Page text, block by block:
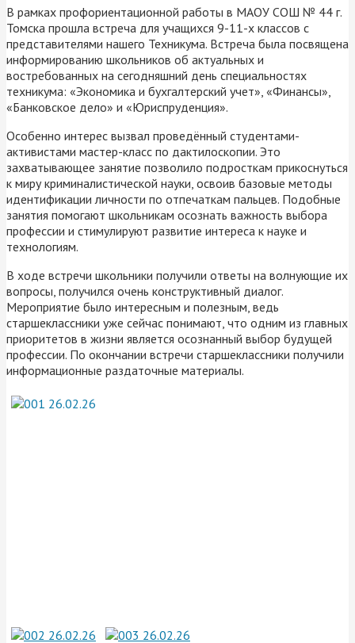
В рамках профориентационной работы в МАОУ СОШ № 44 г.
Томска прошла встреча для учащихся 9-11-х классов с
представителями нашего Техникума. Встреча была посвящена
информированию школьников об актуальных и
востребованных на сегодняшний день специальностях
техникума: «Экономика и бухгалтерский учет», «Финансы»,
«Банковское дело» и «Юриспруденция».
Особенно интерес вызвал проведённый студентами-
активистами мастер-класс по дактилоскопии. Это
захватывающее занятие позволило подросткам прикоснуться
к миру криминалистической науки, освоив базовые методы
идентификации личности по отпечаткам пальцев. Подобные
занятия помогают школьникам осознать важность выбора
профессии и стимулируют развитие интереса к науке и
технологиям.
В ходе встречи школьники получили ответы на волнующие их
вопросы, получился очень конструктивный диалог.
Мероприятие было интересным и полезным, ведь
старшеклассники уже сейчас понимают, что одним из главных
приоритетов в жизни является осознанный выбор будущей
профессии. По окончании встречи старшеклассники получили
информационные раздаточные материалы.